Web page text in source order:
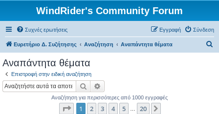
WindRider's Community Forum
Συχνές ερωτήσεις Σύνδεση
Εγγραφή
Ευρετήριο Δ. Συζήτησης Αναζήτηση Αναπάντητα θέματα
Αναπάντητα θέματα
Επιστροφή στην ειδική αναζήτηση
Αναζήτηση
Αναζήτηση για περισσότερες από 1000 εγγραφές
Σελίδα από20
1 2 3 4 5 20